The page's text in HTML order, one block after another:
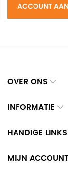
ACCOUNT
OVER ONS
INFORMATIE
HANDIGE LINKS
MIJN ACCOUNT